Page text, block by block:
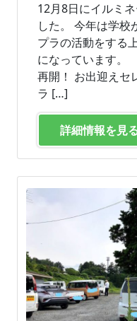
12月8日にイルミ
した。 今年は学校
プラの活動をする
になっています。
再開！ お出迎えセ
ラ […]
詳細情報を見